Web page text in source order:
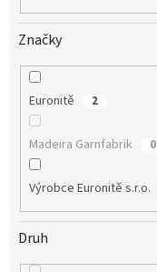
Značky
Euronitě 2
Madeira Garnfabrik 0
Výrobce Euronitě s.r.o.
Druh